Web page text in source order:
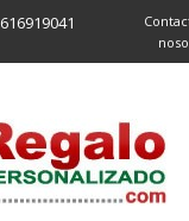
616919041